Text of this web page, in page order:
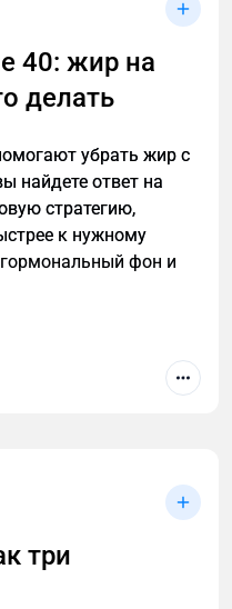
40: жир на
делать
убрать жир с
найдете ответ на
стратегию,
к нужному
гормональный фон и
три